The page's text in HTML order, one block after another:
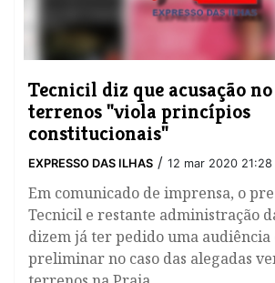
Tecnicil diz que acusação
terrenos "viola princípios
constitucionais"
EXPRESSO DAS ILHAS / 12 mar 2020 21:28
Em comunicado de imprensa, o
Tecnicil e restante administração
dizem já ter pedido uma
preliminar no caso das alegadas